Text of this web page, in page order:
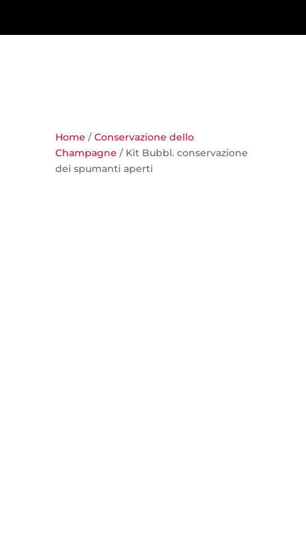
Home /Conservazione dello
Champagne / Kit Bubbl. conservazione
dei spumanti aperti